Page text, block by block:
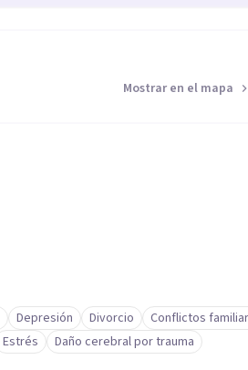
Mostrar en el mapa
Depresión Divorcio
Conflictos
Estrés Daño cerebral por trauma